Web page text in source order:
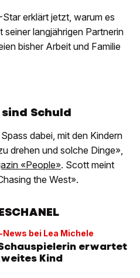
erklärt jetzt, warum es
langjährigen Partnerin
bisher Arbeit und Familie
Schuld
dabei, mit den Kindern
drehen und solche Dinge»,
«People». Scott meint
the West».
News bei Lea Michele
erwartet
Kind